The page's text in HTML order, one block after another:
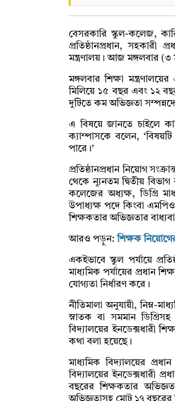
বেসরকারি স্কুল-কলেজ,
প্রতিষ্ঠানপ্রধান, সহকারী
মন্ত্রণালয়। আজ মঙ্গলবার (৩
মঙ্গলবার শিক্ষা
মিলিয়ে ১৫ বছর এবং ১২
দুটিতে কম অভিজ্ঞতা
এ বিষয়ে জানতে চাইলে
ক্যাম্পাসকে বলেন,
পারে।’
প্রতিষ্ঠানপ্রধান নিয়োগ
থেকে ন্যূনতম দ্বিতীয় বিভাগ
কলেজের অধ্যক্ষ, ডিগ্রি
উপাধ্যক্ষ পদে কিংবা
শিক্ষকতার অভিজ্ঞতার
আরও পড়ুন:শিক্ষক
একইভাবে স্কুল পর্যায়ে
মাধ্যমিক পর্যায়ের প্রধান
যোগ্যতা নির্ধারণ করে।
নীতিমালা অনুযায়ী, নিম্ন-
স্নাতক বা সমমান
বিদ্যালয়ের ইনডেক্সধারী
কথা বলা হয়েছে।
মাধ্যমিক বিদ্যালয়ের
বিদ্যালয়ের ইনডেক্সধারী
বছরের শিক্ষকতার